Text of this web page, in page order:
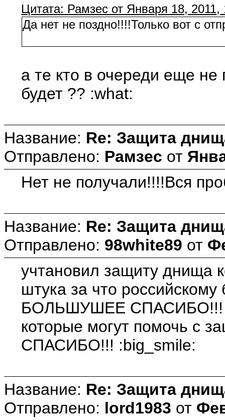
Цитата: Рамзес от Января 18, 2011,
Да нет не поздно!!!!Только вот с
а те кто в очереди еще не
будет ?? :what:
Название: Re: Защита
Отправлено: Рамзес от
Нет не получали!!!!Вся
Название: Re: Защита
Отправлено: 98white89 от
учтановил защиту днища
штука за что
БОЛЬШУШЕЕ СПАСИБО!!! и
которые могут помочь
СПАСИБО!!! :big_smile:
Название: Re: Защита
Отправлено: lord1983 от